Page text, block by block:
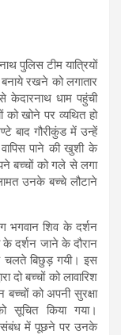
पुलिस टीम यात्रियों
रखने को लगातार
केदारनाथ धाम पहुंची
खोने पर व्यथित हो
बाद गौरीकुंड में उन्हें
पाने की खुशी के
बच्चों को गले से लगा
उनके बच्चे लौटाने
भगवान शिव के दर्शन
के दर्शन जाने के दौरान
चलते बिछुड़ गयी। इस
दो बच्चों को लावारिश
बच्चों को अपनी सुरक्षा
सूचित किया गया।
के संबंध में पूछने पर उनके